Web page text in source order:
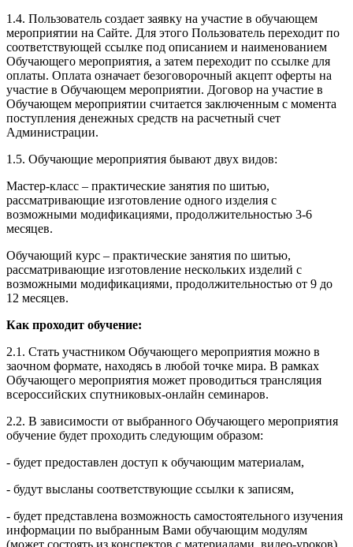
1.4. Пользователь создает заявку на участие в обучающем
мероприятии на Сайте. Для этого Пользователь переходит по
соответствующей ссылке под описанием и наименованием
Обучающего мероприятия, а затем переходит по ссылке для
оплаты. Оплата означает безоговорочный акцепт оферты на
участие в Обучающем мероприятии. Договор на участие в
Обучающем мероприятии считается заключенным с момента
поступления денежных средств на расчетный счет
Администрации.
1.5. Обучающие мероприятия бывают двух видов:
Мастер-класс – практические занятия по шитью,
рассматривающие изготовление одного изделия с
возможными модификациями, продолжительностью 3-6
месяцев.
Обучающий курс – практические занятия по шитью,
рассматривающие изготовление нескольких изделий с
возможными модификациями, продолжительностью от 9 до
12 месяцев.
Как проходит обучение:
2.1. Стать участником Обучающего мероприятия можно в
заочном формате, находясь в любой точке мира. В рамках
Обучающего мероприятия может проводиться трансляция
всероссийских спутниковых-онлайн семинаров.
2.2. В зависимости от выбранного Обучающего мероприятия
обучение будет проходить следующим образом:
- будет предоставлен доступ к обучающим материалам,
- будут высланы соответствующие ссылки к записям,
- будет представлена возможность самостоятельного изучения
информации по выбранным Вами обучающим модулям
(может состоять из конспектов с материалами, видео-уроков),